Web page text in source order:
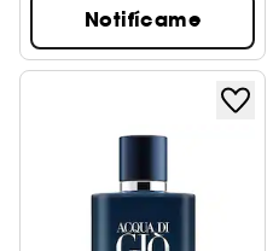
Notifícame